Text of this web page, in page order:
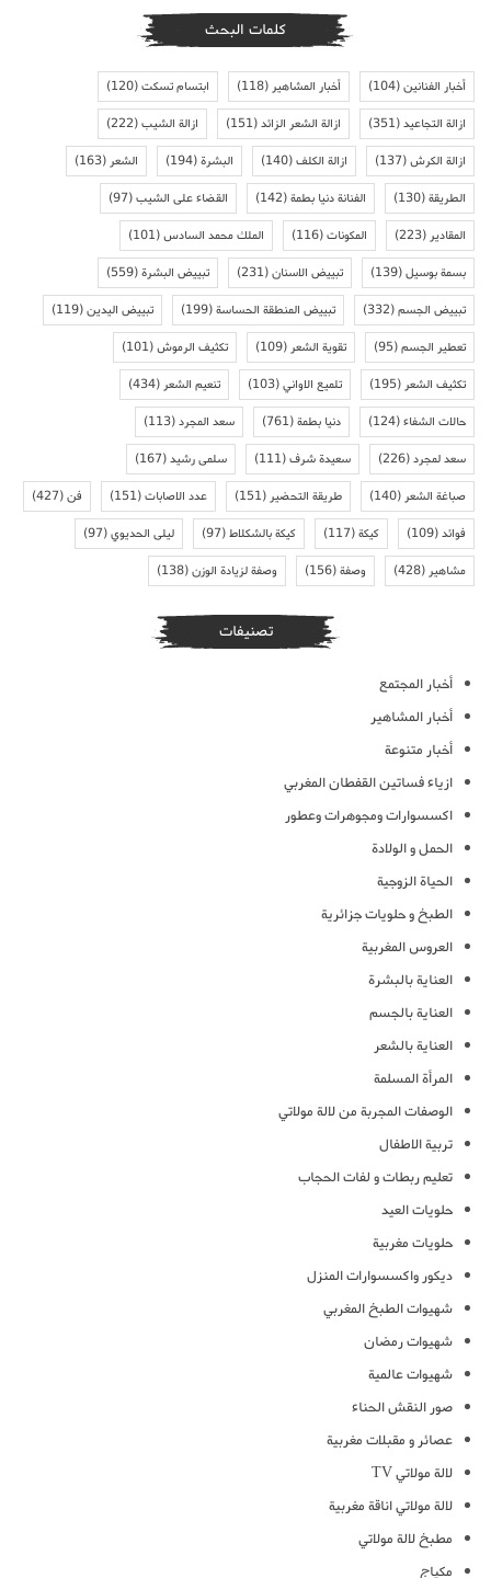
كلمات البحث
أخبار الفنانين(104) أخبار المشاهير(118) ابتسام تسكت(120)
ازالة التجاعيد(351) ازالة الشعر الزائد(151) ازالة الشيب(222)
ازالة الكرش(137) ازالة الكلف(140) البشرة(194) الشعر(163)
الطريقة(130) الفنانة دنيا بطمة(142) القضاء على الشيب(97)
المقادير(223) المكونات(116) الملك محمد السادس(101)
بسمة بوسيل(139) تبييض الاسنان(231) تبييض البشرة(559)
تبييض الجسم(332) تبييض المنطقة الحساسة(199) تبييض اليدين(119)
تعطير الجسم(95) تقوية الشعر(109) تكثيف الرموش(101)
تكثيف الشعر(195) تلميع الاواني(103) تنعيم الشعر(434)
حالات الشفاء(124) دنيا بطمة(761) سعد المجرد(113)
سعد لمجرد(226) سعيدة شرف(111) سلمى رشيد(167)
صباغة الشعر(140) طريقة التحضير(151) عدد الاصابات(151) فن(427)
فوائد(109) كيكة(117) كيكة بالشكلاط(97) ليلى الحديوي(97)
مشاهير(428) وصفة(156) وصفة لزيادة الوزن(138)
تصنيفات
أخبار المجتمع
أخبار المشاهير
أخبار متنوعة
ازياء فساتين القفطان المغربي
اكسسوارات ومجوهرات وعطور
الحمل و الولادة
الحياة الزوجية
الطبخ و حلويات جزائرية
العروس المغربية
العناية بالبشرة
العناية بالجسم
العناية بالشعر
المرأة المسلمة
الوصفات المجربة من لالة مولاتي
تربية الاطفال
تعليم ربطات و لفات الحجاب
حلويات العيد
حلويات مغربية
ديكور واكسسوارات المنزل
شهيوات الطبخ المغربي
شهيوات رمضان
شهيوات عالمية
صور النقش الحناء
عصائر و مقبلات مغربية
لالة مولاتي TV
لالة مولاتي اناقة مغربية
مطبخ لالة مولاتي
مكياج